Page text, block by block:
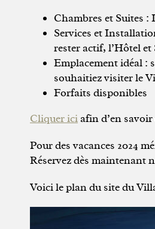
Chambres et Suites :
Services et
rester actif, l’Hôtel
Emplacement idéal :
souhaitiez visiter le
Forfaits disponibles
Cliquer iciafin d’en
Pour des vacances 2024
Réservez dès maintenant
Voici le plan du site du